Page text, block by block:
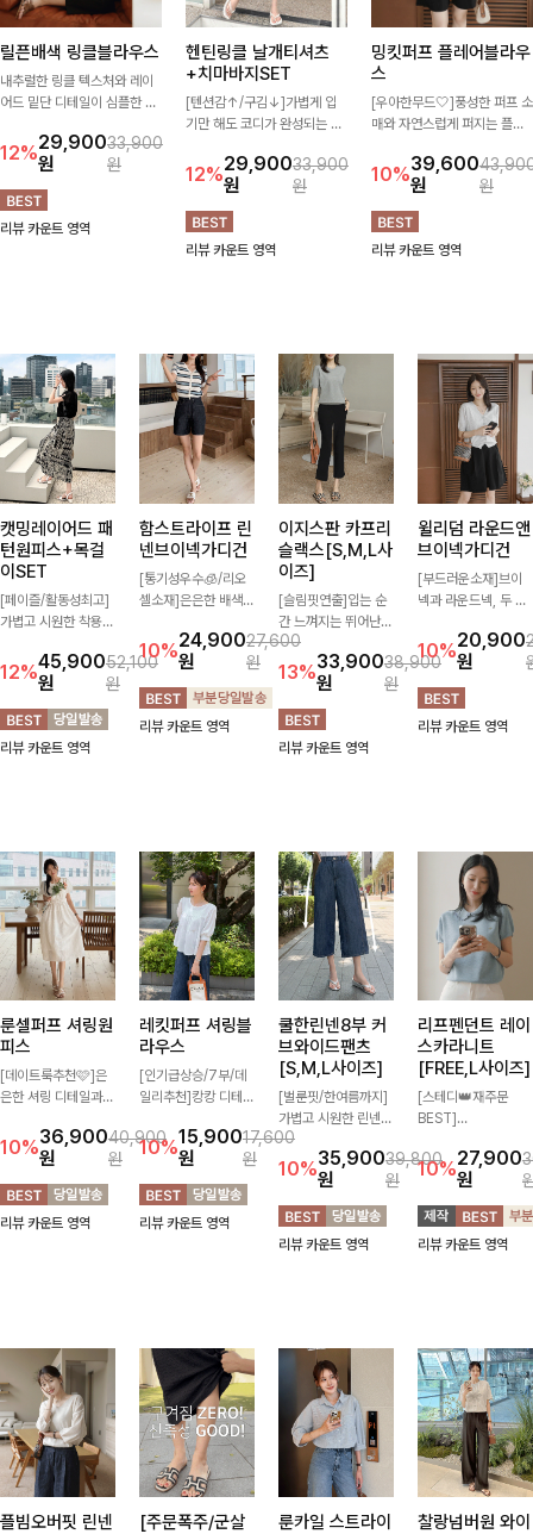
릴픈배색 링클블라우스
내추럴한 링클 텍스처와 레이
어드 밑단 디테일이 심플한 디
볍게 툭 입기만 해도 멋스러운
스타일을 완성해드려요- 여유
로운 핏으로 군살은 자연스럽
게 커버해주고, 편안한 착용감
까지 더해 손이 자주 가는 데일
12%29,900
원
33,900
원
리뷰 카운트 영역
헨틴링클 날개티셔츠
+치마바지SET
[텐션감↑/구김↓]가볍게 입
기만 해도 코디가 완성되는 세
지는 프릴 날개 소매가 우아한
포인트를 더해드립니다💕 잔
잔한 링클 텍스처 소재와 편안
한 허리밴딩으로 하루 종일 산
뜻하고 쾌적하게 즐겨보세요!
12%29,900
원
33,900
원
리뷰 카운트 영역
밍킷퍼프 플레어블라우
스
[우아한무드🤍]풍성한 퍼프 소
매와 자연스럽게 퍼지는 플레
를 완성해주는 블라우스 🤍 체
형을 자연스럽게 커버해주며
걸을 때마다 살랑이는 핏으로
데일리룩부터 데이트룩까지 화
사하게 즐기기 좋은 아이템이
10%39,600
원
원
리뷰 카운트 영역
캣밍레이어드 패
턴원피스+목걸
이SET
[페이즐/활동성최고]
가볍고 시원한 착용감
없이 즐기기 좋은 라
운드 니트 🤍 베이직
한 디자인으로 다양한
하의와 손쉽게 매치되
어 데일리하게 활용하
12%45,900
원
52,100
원
리뷰 카운트 영역
함스트라이프 린
넨브이넥가디건
[통기성우수🧊/리오
셀소재]은은한 배색
캐주얼하면서도 산뜻
한 무드 살려주는 니
트 가디건 💛 브이넥
라인에 슬림하게 떨어
지는 핏 더해져 단독
10%24,900
원
27,600
원
리뷰 카운트 영역
이지스판 카프리
슬랙스[S,M,L사
이즈]
[슬림핏연출]입는 순
간 느껴지는 뛰어난
신축성으로 활동량 많
은 날에도 편안하게
🌿 발목이 드러나는
카프리 기장이 다리
라인을 더욱 길고 산
뜻하게 보여주며, 깔
13%33,900
원
38,900
원
리뷰 카운트 영역
윌리덤 라운드앤
브이넥가디건
[부드러운소재]브이
넥과 라운드넥, 두 가
맞게 선택할 수 있는
활용도 높은 가디건
🤍 부드러운 착용감
과 베이직한 디자인으
로 단독은 물론 가볍
10%20,900
원
리뷰 카운트 영역
룬셀퍼프 셔링원
피스
[데이트룩추천🩷]은
은한 셔링 디테일과
사랑스러운 무드를 완
성해주는 원피스🤍
허리 스모크 밴딩이
슬림한 실루엣을 연출
해주며, 자연스럽게
10%36,900
원
40,900
원
리뷰 카운트 영역
레킷퍼프 셔링블
라우스
[인기급상승/7부/데
일리추천]캉캉 디테일
풍성한 실루엣을 완성
해주는 블라우스 🤍
가볍게 퍼지는 핏으로
체형을 자연스럽게 커
버해주며 여성스럽게
10%15,900
원
17,600
원
리뷰 카운트 영역
쿨한린넨8부 커
브와이드팬츠
[S,M,L사이즈]
[벌룬핏/한여름까지]
가볍고 시원한 린넨
혼방 소재로 한여름까
지 쾌적하게 즐기기
좋은 8부 커브 와이드
팬츠 🤍 자연스럽게
떨어지는 커브핏이 멋
스러운 실루엣을 연출
10%35,900
원
39,800
원
리뷰 카운트 영역
리프펜던트 레이
스카라니트
[FREE,L사이즈]
[스테디👑재주문
BEST]
카라 니트에 펜던트
포인트까지 톡-톡 얼
굴을 밝혀주는 컬러와
함께 해요-
10%27,900
원
리뷰 카운트 영역
플빔오버핏 린넨
[주문폭주/군살
룬카일 스트라이
찰랑넘버원 와이